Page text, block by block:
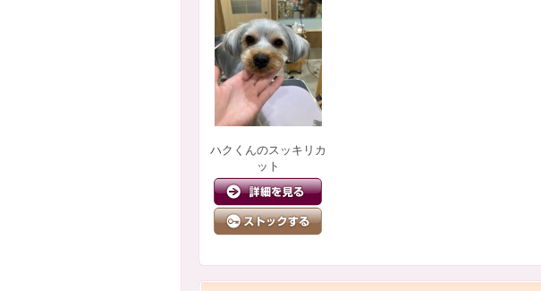
ハクくんのスッキリカ
ット